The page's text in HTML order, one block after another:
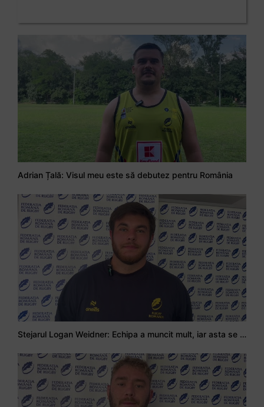
Adrian Țală: Visul meu este să debutez pentru România
Stejarul Logan Weidner: Echipa a muncit mult, iar asta se va vedea în meciurile de la Nations Cup